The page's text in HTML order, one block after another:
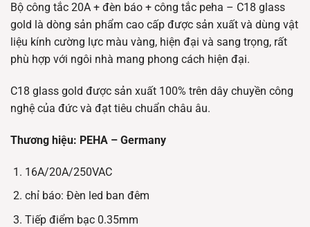
Bộ công tắc 20A + đèn báo + công tắc peha – C18 glass
gold là dòng sản phẩm cao cấp được sản xuất và dùng vật
liệu kính cường lực màu vàng, hiện đại và sang trọng, rất
phù hợp với ngôi nhà mang phong cách hiện đại.
C18 glass gold được sản xuất 100% trên dây chuyền công
nghệ của đức và đạt tiêu chuẩn châu âu.
Thương hiệu: PEHA – Germany
16A/20A/250VAC
chỉ báo: Đèn led ban đêm
Tiếp điểm bạc 0.35mm